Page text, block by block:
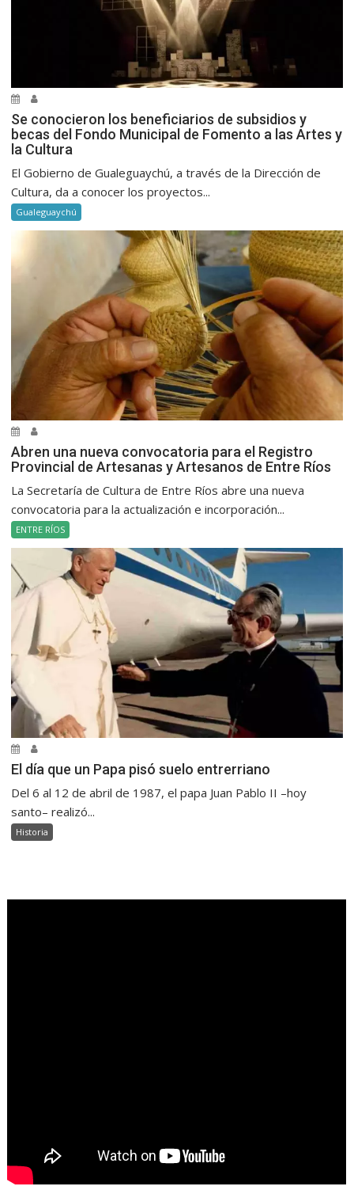
Se conocieron los beneficiarios de subsidios y
becas del Fondo Municipal de Fomento a las Artes y
la Cultura
El Gobierno de Gualeguaychú, a través de la Dirección de
Cultura, da a conocer los proyectos...
Gualeguaychú
Abren una nueva convocatoria para el Registro
Provincial de Artesanas y Artesanos de Entre Ríos
La Secretaría de Cultura de Entre Ríos abre una nueva
convocatoria para la actualización e incorporación...
ENTRE RÍOS
El día que un Papa pisó suelo entrerriano
Del 6 al 12 de abril de 1987, el papa Juan Pablo II –hoy
santo– realizó...
Historia